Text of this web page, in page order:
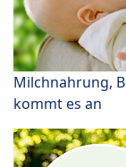
Milchnahrung,
kommt es an